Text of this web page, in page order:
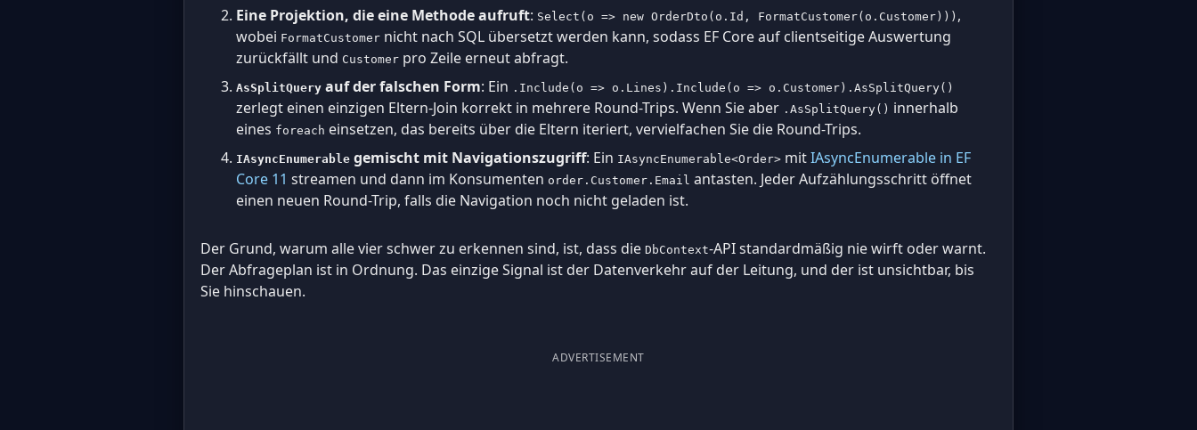
Eine Projektion, die eine Methode aufruft: Select(o => new OrderDto(o.Id, FormatCustomer(o.Customer))) ,
wobei FormatCustomer nicht nach SQL übersetzt werden kann, sodass EF Core auf clientseitige Auswertung
zurückfällt und Customer pro Zeile erneut abfragt.
AsSplitQuery auf der falschen Form: Ein .Include(o => o.Lines).Include(o => o.Customer).AsSplitQuery()
zerlegt einen einzigen Eltern-Join korrekt in mehrere Round-Trips. Wenn Sie aber .AsSplitQuery() innerhalb
eines foreach einsetzen, das bereits über die Eltern iteriert, vervielfachen Sie die Round-Trips.
IAsyncEnumerable gemischt mit Navigationszugriff: Ein IAsyncEnumerable<Order> mitIAsyncEnumerable in EF
Core 11 streamen und dann im Konsumenten order.Customer.Email antasten. Jeder Aufzählungsschritt öffnet
einen neuen Round-Trip, falls die Navigation noch nicht geladen ist.
Der Grund, warum alle vier schwer zu erkennen sind, ist, dass die DbContext-API standardmäßig nie wirft oder warnt.
Der Abfrageplan ist in Ordnung. Das einzige Signal ist der Datenverkehr auf der Leitung, und der ist unsichtbar, bis
Sie hinschauen.
ADVERTISEMENT